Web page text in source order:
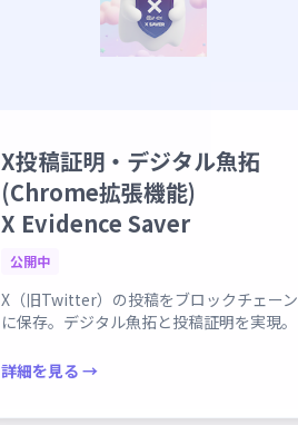
X投稿証明・デジタル魚拓
(Chrome拡張機能)
X Evidence Saver
公開中
X（旧Twitter）の投稿をブロックチェーン
に保存。デジタル魚拓と投稿証明を実現。
詳細を見る →